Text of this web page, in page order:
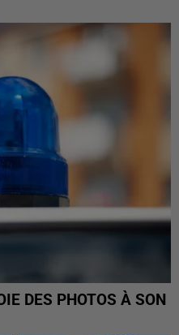
DES PHOTOS À SON